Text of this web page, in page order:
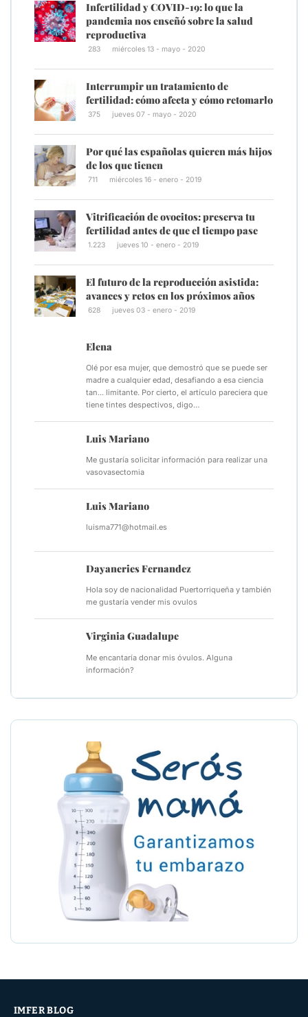
Infertilidad y COVID-19: lo que la
pandemia nos enseñó sobre la salud
reproductiva
283 miércoles 13 - mayo - 2020
Interrumpir un tratamiento de
fertilidad: cómo afecta y cómo retomarlo
375 jueves 07 - mayo - 2020
Por qué las españolas quieren más hijos
de los que tienen
711 miércoles 16 - enero - 2019
Vitrificación de ovocitos: preserva tu
fertilidad antes de que el tiempo pase
1.223 jueves 10 - enero - 2019
El futuro de la reproducción asistida:
avances y retos en los próximos años
628 jueves 03 - enero - 2019
Elena
Olé por esa mujer, que demostró que se puede ser
madre a cualquier edad, desafiando a esa ciencia
tan... limitante. Por cierto, el artículo pareciera que
tiene tintes despectivos, digo…
Luis Mariano
Me gustaría solicitar información para realizar una
vasovasectomia
Luis Mariano
luisma771@hotmail.es
Dayaneries Fernandez
Hola soy de nacionalidad Puertorriqueña y también
me gustaría vender mis ovulos
Virginia Guadalupe
Me encantaría donar mis óvulos. Alguna
información?
IMFER BLOG